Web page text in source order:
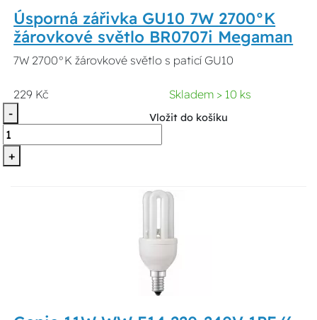
Úsporná zářivka GU10 7W 2700°K
žárovkové světlo BR0707i Megaman
7W 2700°K žárovkové světlo s paticí GU10
229 Kč
Skladem > 10 ks
-
+
Vložit do košíku